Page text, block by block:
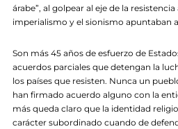
árabe”, al golpear al eje de la
imperialismo y el sionismo apuntaban
Son más 45 años de esfuerzo de
acuerdos parciales que detengan la
los países que resisten. Nunca un
han firmado acuerdo alguno con la
más queda claro que la identidad
carácter subordinado cuando de